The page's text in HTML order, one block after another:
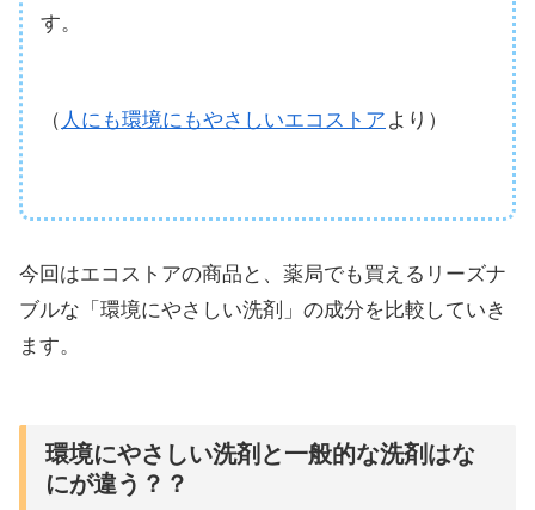
す。
（ 人にも環境にもやさしいエコストア より）
今回はエコストアの商品と、薬局でも買えるリーズナ
ブルな「環境にやさしい洗剤」の成分を比較していき
ます。
環境にやさしい洗剤と一般的な洗剤はな
にが違う？？